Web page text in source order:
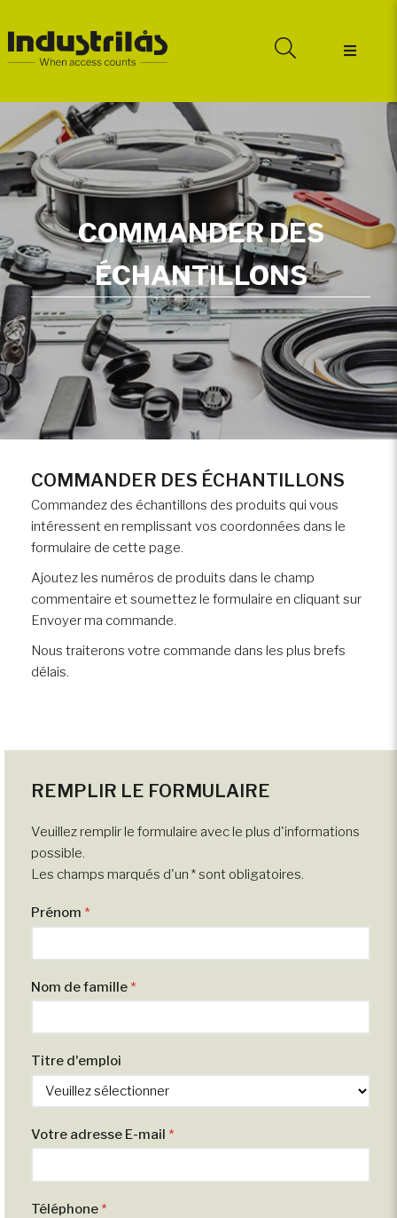
COMMANDER DES
ÉCHANTILLONS
COMMANDER DES ÉCHANTILLONS
Commandez des échantillons des produits qui vous
intéressent en remplissant vos coordonnées dans le
formulaire de cette page.
Ajoutez les numéros de produits dans le champ
commentaire et soumettez le formulaire en cliquant sur
Envoyer ma commande.
Nous traiterons votre commande dans les plus brefs
délais.
REMPLIR LE FORMULAIRE
Veuillez remplir le formulaire avec le plus d'informations
possible.
Les champs marqués d'un * sont obligatoires.
Prénom *
Nom de famille *
Titre d'emploi
Votre adresse E-mail *
Téléphone *